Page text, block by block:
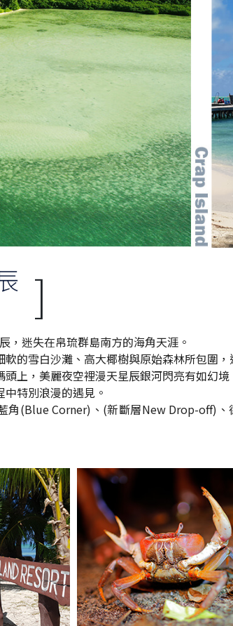
]
，迷失在帛琉群島南方的海角天涯。
的雪白沙灘、高大椰樹與原始森林所包圍，
上，美麗夜空裡漫天星辰銀河閃亮有如幻境
特別浪漫的遇見。
角(Blue Corner)、(新斷層New Drop-off)、